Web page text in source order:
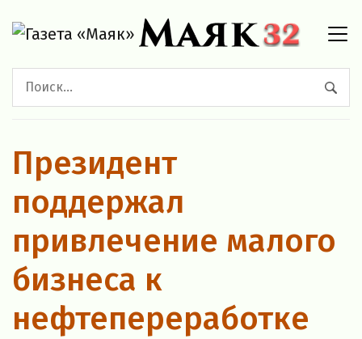
Президент
поддержал
привлечение малого
бизнеса к
нефтепереработке